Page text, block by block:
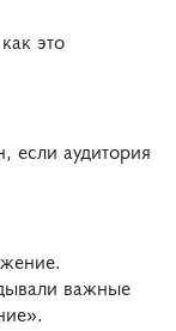
это
если аудитория
важные